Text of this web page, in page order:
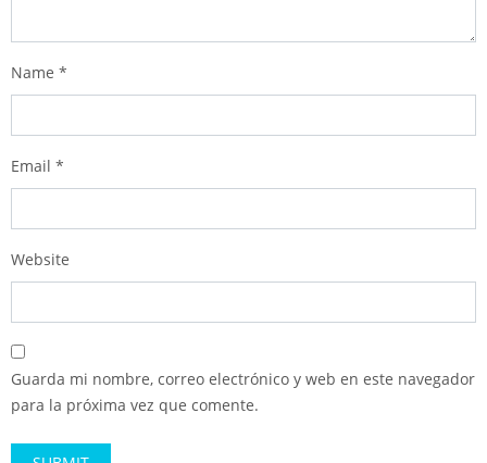
Name *
Email *
Website
Guarda mi nombre, correo electrónico y web en este navegador
para la próxima vez que comente.